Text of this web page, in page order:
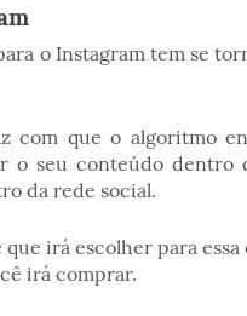
o Instagram tem se
com que o algoritmo
o seu conteúdo dentro
da rede social.
irá escolher para
irá comprar.